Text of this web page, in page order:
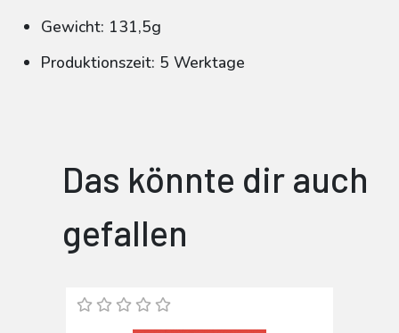
Gewicht: 131,5g
Produktionszeit: 5 Werktage
Das könnte dir auch
gefallen